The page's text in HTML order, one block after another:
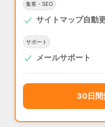
集客・SEO
サイトマップ自動
サポート
メールサポート
30日間